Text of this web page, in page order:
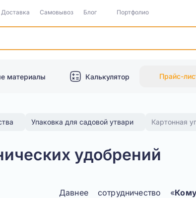
Доставка Самовывоз Блог Портфолио
материалы Калькулятор Прайс-
Упаковка для садовой утвари Картонная
удобрений
Давнее сотрудничество «